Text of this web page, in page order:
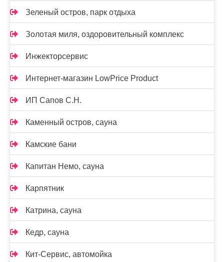
Зеленый остров, парк отдыха
Золотая миля, оздоровительный комплекс
Инжекторсервис
Интернет-магазин LowPrice Product
ИП Сапов С.Н.
Каменный остров, сауна
Камские бани
Капитан Немо, сауна
Карпятник
Катрина, сауна
Кедр, сауна
Кит-Сервис, автомойка